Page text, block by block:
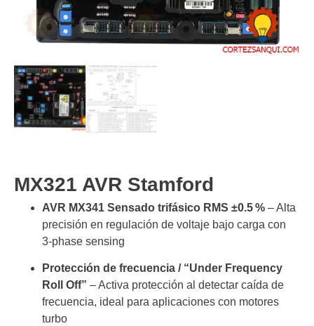
MX321 AVR Stamford
AVR MX341 Sensado trifásico RMS ±0.5 % – Alta
precisión en regulación de voltaje bajo carga con
3‑phase sensing
Protección de frecuencia / “Under Frequency
Roll Off” – Activa protección al detectar caída de
frecuencia, ideal para aplicaciones con motores
turbo